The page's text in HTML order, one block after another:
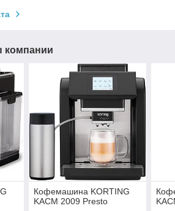
компании
Кофемашина KORTING
KACM 2009 Presto